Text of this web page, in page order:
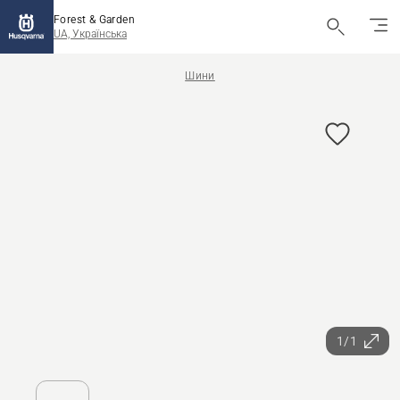
Forest & Garden
UA, Українська
Шини
1/1